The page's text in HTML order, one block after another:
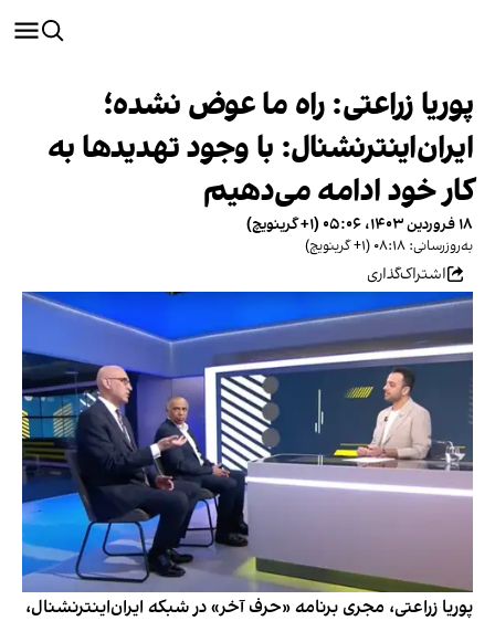
پوریا زراعتی: راه ما عوض نشده؛
ایران‌اینترنشنال: با وجود تهدیدها به
کار خود ادامه می‌دهیم
۱۸ فروردین ۱۴۰۳، ۰۵:۰۶ (‎+۱ گرینویچ)
به‌روزرسانی: ۰۸:۱۸ (‎+۱ گرینویچ)
اشتراک‌گذاری
پوریا زراعتی، مجری برنامه «حرف آخر» در شبکه ایران‌اینترنشنال،